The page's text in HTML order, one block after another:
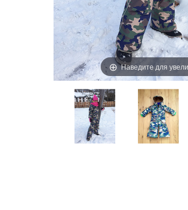
Наведите для